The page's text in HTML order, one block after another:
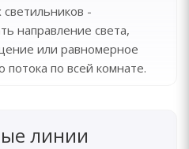
-
направление света,
или равномерное
потока по всей комнате.
линии